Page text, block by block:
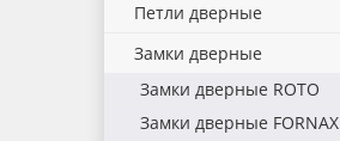
Петли дверные
Замки дверные
Замки дверные ROTO
Замки дверные FORNAX